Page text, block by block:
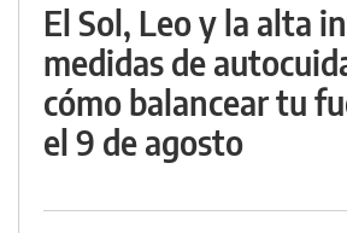
El Sol, Leo y la alta
medidas de
cómo balancear tu
el 9 de agosto